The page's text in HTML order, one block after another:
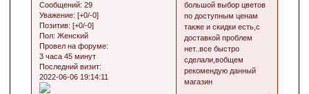
Сообщений: 29
Уважение: [+0/-0]
Позитив: [+0/-0]
Пол: Женский
Провел на форуме:
3 часа 45 минут
Последний визит:
2022-06-06 19:14:11
большой выбор цветов
по доступным ценам
также и скидки есть,с
доставкой проблем
нет..все быстро
сделали,вобщем
рекомендую данный
магазин